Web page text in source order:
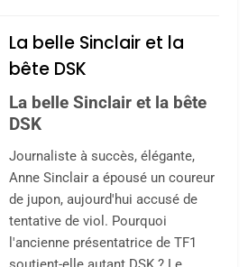
La belle Sinclair et la
bête DSK
La belle Sinclair et la bête
DSK
Journaliste à succès, élégante,
Anne Sinclair a épousé un coureur
de jupon, aujourd'hui accusé de
tentative de viol. Pourquoi
l'ancienne présentatrice de TF1
rapport d’ADL contre
l’antisémitisme
FRANCE ISRAÉL
FIÈRE, DIGNE ET RÉSILIENTE :
POURQUOI JE REVENDIQUE
MA JUDAÏTE par Thérèse
Zrihen-Dvir
ISRAÉL JUDAISME
CE QUI NOUS MANQUE –
Jacques Hadida